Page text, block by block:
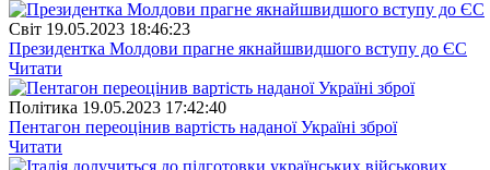
Свiт 19.05.2023 18:46:23
Президентка Молдови прагне якнайшвидшого вступу до ЄС
Читати
Полiтика 19.05.2023 17:42:40
Пентагон переоцінив вартість наданої Україні зброї
Читати